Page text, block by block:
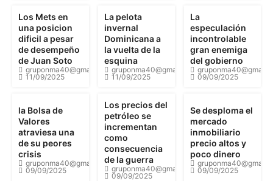
Los Mets en
una posicion
dificil a pesar
de desempeño
de Juan Soto
gruponma40@gmail.com
11/09/2025
La pelota
invernal
Dominicana a
la vuelta de la
esquina
gruponma40@gmail.com
11/09/2025
La
especulación
incontrolable
gran enemiga
del gobierno
09/09/2025
la Bolsa de
Valores
atraviesa una
de su peores
crisis
gruponma40@gmail.com
09/09/2025
Los precios del
petróleo se
incrementan
como
consecuencia
de la guerra
gruponma40@gmail.com
09/09/2025
Se desploma el
mercado
inmobiliario
precio altos y
poco dinero
09/09/2025